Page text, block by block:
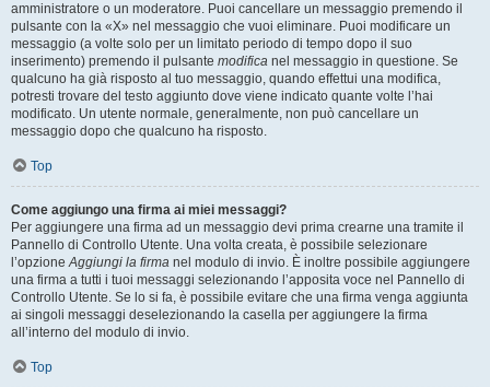
amministratore o un moderatore. Puoi cancellare un messaggio premendo il
pulsante con la «X» nel messaggio che vuoi eliminare. Puoi modificare un
messaggio (a volte solo per un limitato periodo di tempo dopo il suo
inserimento) premendo il pulsante modifica nel messaggio in questione. Se
qualcuno ha già risposto al tuo messaggio, quando effettui una modifica,
potresti trovare del testo aggiunto dove viene indicato quante volte l’hai
modificato. Un utente normale, generalmente, non può cancellare un
messaggio dopo che qualcuno ha risposto.
Top
Come aggiungo una firma ai miei messaggi?
Per aggiungere una firma ad un messaggio devi prima crearne una tramite il
Pannello di Controllo Utente. Una volta creata, è possibile selezionare
l’opzioneAggiungi la firma nel modulo di invio. È inoltre possibile aggiungere
una firma a tutti i tuoi messaggi selezionando l’apposita voce nel Pannello di
Controllo Utente. Se lo si fa, è possibile evitare che una firma venga aggiunta
ai singoli messaggi deselezionando la casella per aggiungere la firma
all’interno del modulo di invio.
Top